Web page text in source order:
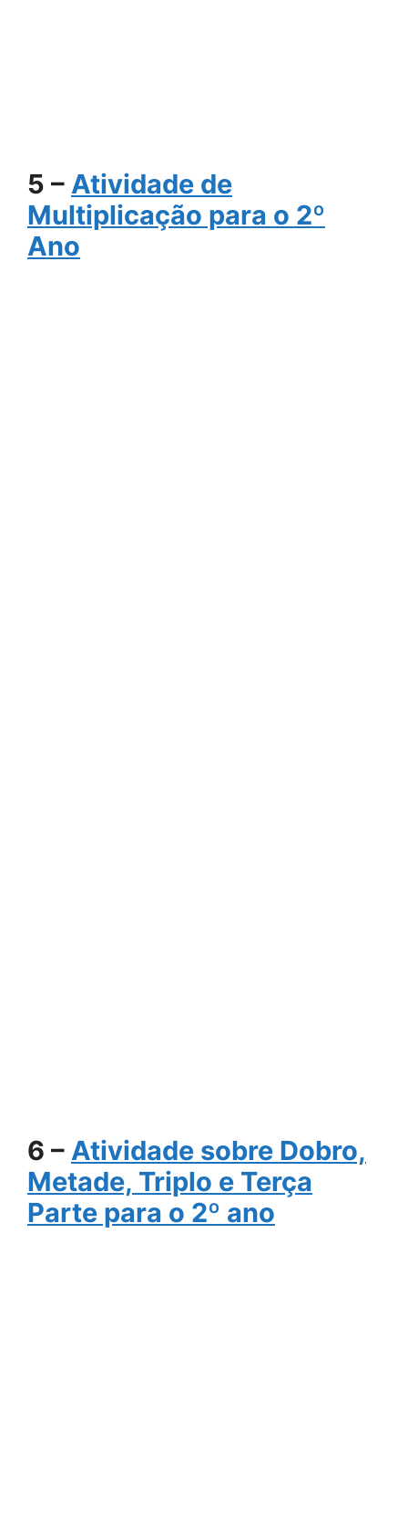
5 – Atividade de
Multiplicação para o 2º
Ano
6 – Atividade sobre Dobro,
Metade, Triplo e Terça
Parte para o 2º ano